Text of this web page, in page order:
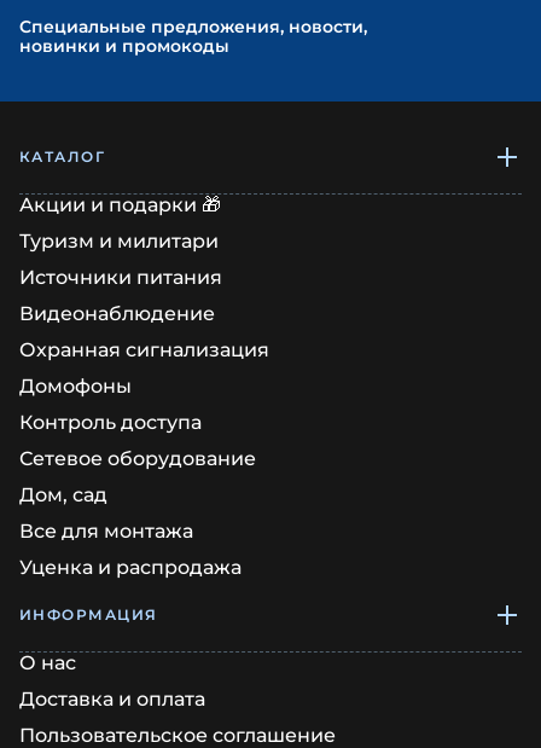
Cпециальные предложения, новости,
новинки и промокоды
КАТАЛОГ
Акции и подарки 🎁
Туризм и милитари
Источники питания
Видеонаблюдение
Охранная сигнализация
Домофоны
Контроль доступа
Сетевое оборудование
Дом, сад
Все для монтажа
Уценка и распродажа
ИНФОРМАЦИЯ
О нас
Доставка и оплата
Пользовательское соглашение